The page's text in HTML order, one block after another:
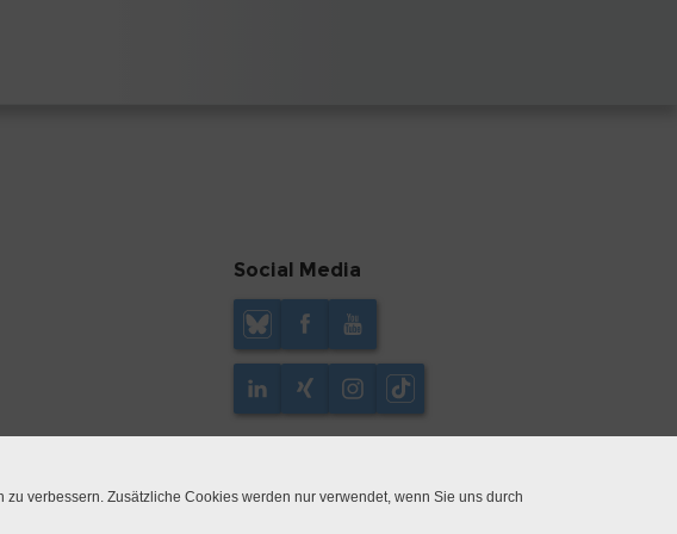
Social Media
verbessern. Zusätzliche Cookies werden nur verwendet, wenn Sie uns durch